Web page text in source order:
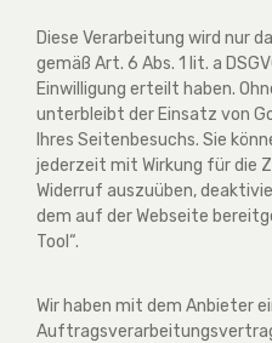
Diese Verarbeitung wird nur
gemäß Art. 6 Abs. 1 lit. a
Einwilligung erteilt haben.
unterbleibt der Einsatz von
Ihres Seitenbesuchs. Sie
jederzeit mit Wirkung für die
Widerruf auszuüben,
dem auf der Webseite
Tool“.
Wir haben mit dem Anbieter